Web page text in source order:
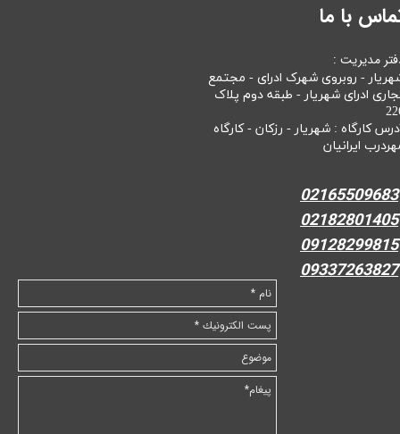
با ما
مدیریت :
- روبروی شهرک ادرای - مجتمع
ادرای شهریار - طبقه دوم پلاک
کارگاه : شهریار - رزکان - کارگاه
ایرانیان
02165509683
02182801405
09128299815
09337263827